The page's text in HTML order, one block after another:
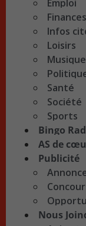
Emploi
Finances
Infos
Loisirs
Musique
Santé
Société
Sports
Bingo
AS de
Publicité
Nous